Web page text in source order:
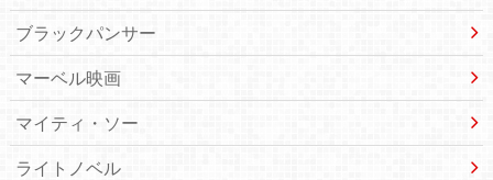
ブラックパンサー
マーベル映画
マイティ・ソー
ライトノベル